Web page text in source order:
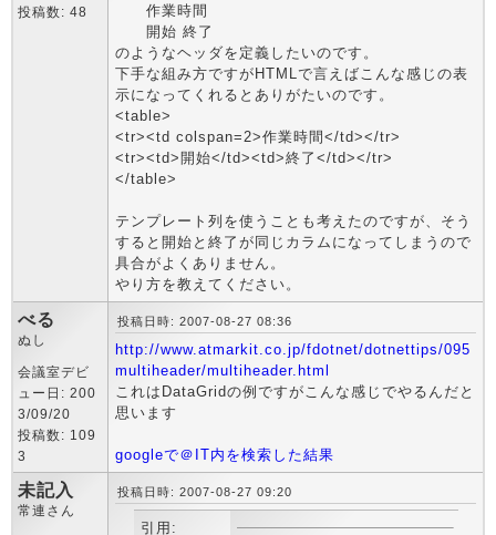
投稿数: 48
作業時間
開始 終了
のようなヘッダを定義したいのです。
下手な組み方ですがHTMLで言えばこんな感じの表
示になってくれるとありがたいのです。
<table>
<tr><td colspan=2>作業時間</td></tr>
<tr><td>開始</td><td>終了</td></tr>
</table>
テンプレート列を使うことも考えたのですが、そう
すると開始と終了が同じカラムになってしまうので
具合がよくありません。
やり方を教えてください。
べる
ぬし
会議室デビ
ュー日: 200
3/09/20
投稿数: 109
3
投稿日時: 2007-08-27 08:36
http://www.atmarkit.co.jp/fdotnet/dotnettips/095
multiheader/multiheader.html
これはDataGridの例ですがこんな感じでやるんだと
思います
googleで＠IT内を検索した結果
未記入
常連さん
投稿日時: 2007-08-27 09:20
引用: